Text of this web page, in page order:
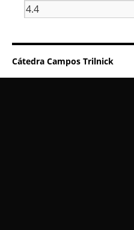
Cátedra Campos Trilnick